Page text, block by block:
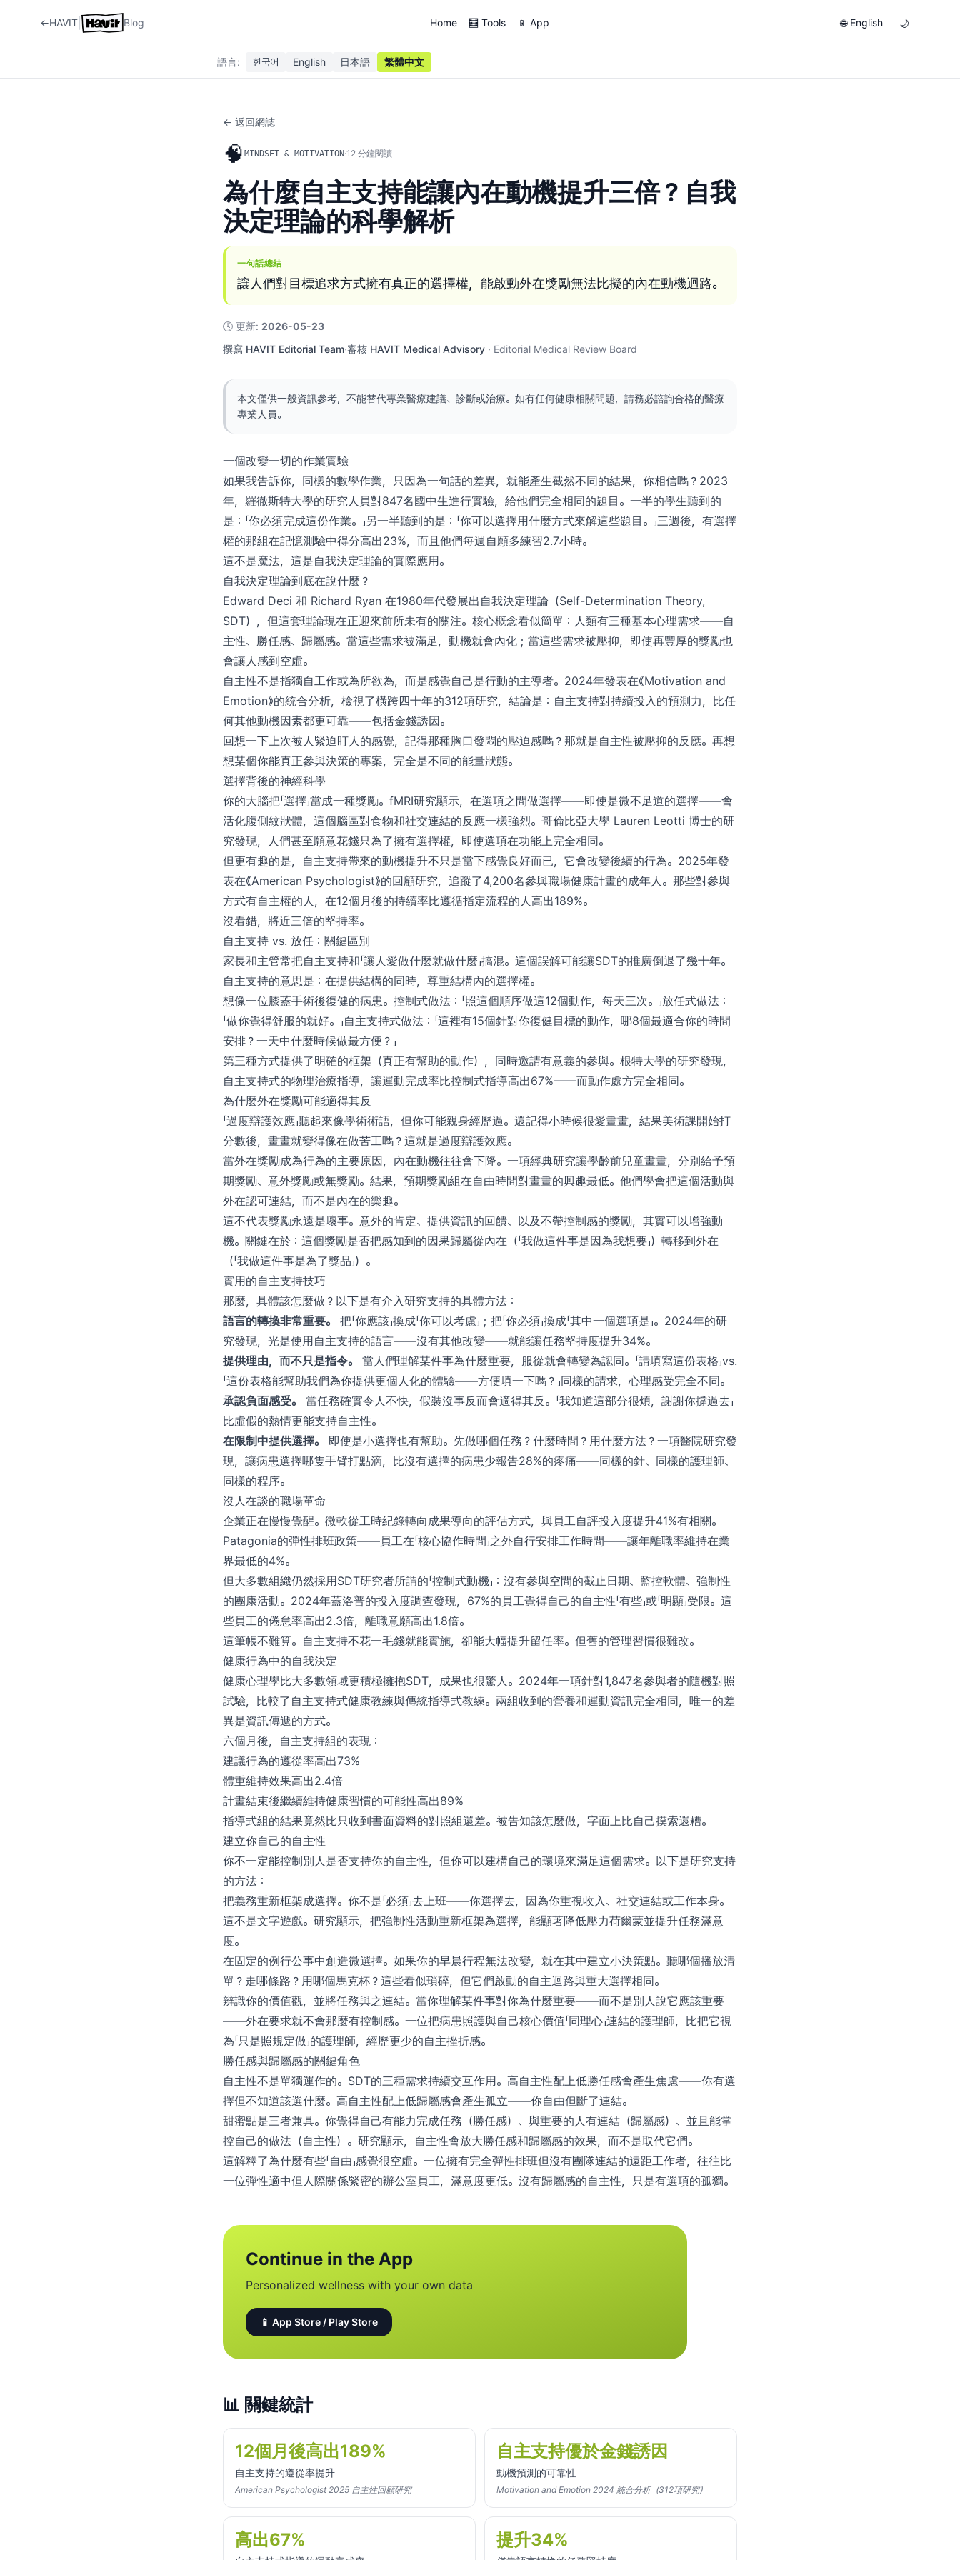
←HAVIT Blog Home 🧮 Tools 📱 App 🌐 English 🌙
語言: 한국어 English 日本語 繁體中文
← 返回網誌
🧠 MINDSET & MOTIVATION·12 分鐘閱讀
為什麼自主支持能讓內在動機提升三倍？自我
決定理論的科學解析
一句話總結
讓人們對目標追求方式擁有真正的選擇權，能啟動外在獎勵無法比擬的內在動機迴路。
🕓 更新: 2026-05-23
撰寫 HAVIT Editorial Team·審核 HAVIT Medical Advisory · Editorial Medical Review Board
本文僅供一般資訊參考，不能替代專業醫療建議、診斷或治療。如有任何健康相關問題，請務必諮詢合格的醫療
專業人員。
一個改變一切的作業實驗
如果我告訴你，同樣的數學作業，只因為一句話的差異，就能產生截然不同的結果，你相信嗎？2023
年，羅徹斯特大學的研究人員對847名國中生進行實驗，給他們完全相同的題目。一半的學生聽到的
是：「你必須完成這份作業。」另一半聽到的是：「你可以選擇用什麼方式來解這些題目。」三週後，有選擇
權的那組在記憶測驗中得分高出23%，而且他們每週自願多練習2.7小時。
這不是魔法，這是自我決定理論的實際應用。
自我決定理論到底在說什麼？
Edward Deci 和 Richard Ryan 在1980年代發展出自我決定理論（Self-Determination Theory,
SDT），但這套理論現在正迎來前所未有的關注。核心概念看似簡單：人類有三種基本心理需求——自
主性、勝任感、歸屬感。當這些需求被滿足，動機就會內化；當這些需求被壓抑，即使再豐厚的獎勵也
會讓人感到空虛。
自主性不是指獨自工作或為所欲為，而是感覺自己是行動的主導者。2024年發表在《Motivation and
Emotion》的統合分析，檢視了橫跨四十年的312項研究，結論是：自主支持對持續投入的預測力，比任
何其他動機因素都更可靠——包括金錢誘因。
回想一下上次被人緊迫盯人的感覺，記得那種胸口發悶的壓迫感嗎？那就是自主性被壓抑的反應。再想
想某個你能真正參與決策的專案，完全是不同的能量狀態。
選擇背後的神經科學
你的大腦把「選擇」當成一種獎勵。fMRI研究顯示，在選項之間做選擇——即使是微不足道的選擇——會
活化腹側紋狀體，這個腦區對食物和社交連結的反應一樣強烈。哥倫比亞大學 Lauren Leotti 博士的研
究發現，人們甚至願意花錢只為了擁有選擇權，即使選項在功能上完全相同。
但更有趣的是，自主支持帶來的動機提升不只是當下感覺良好而已，它會改變後續的行為。2025年發
表在《American Psychologist》的回顧研究，追蹤了4,200名參與職場健康計畫的成年人。那些對參與
方式有自主權的人，在12個月後的持續率比遵循指定流程的人高出189%。
沒看錯，將近三倍的堅持率。
自主支持 vs. 放任：關鍵區別
家長和主管常把自主支持和「讓人愛做什麼就做什麼」搞混。這個誤解可能讓SDT的推廣倒退了幾十年。
自主支持的意思是：在提供結構的同時，尊重結構內的選擇權。
想像一位膝蓋手術後復健的病患。控制式做法：「照這個順序做這12個動作，每天三次。」放任式做法：
「做你覺得舒服的就好。」自主支持式做法：「這裡有15個針對你復健目標的動作，哪8個最適合你的時間
安排？一天中什麼時候做最方便？」
第三種方式提供了明確的框架（真正有幫助的動作），同時邀請有意義的參與。根特大學的研究發現，
自主支持式的物理治療指導，讓運動完成率比控制式指導高出67%——而動作處方完全相同。
為什麼外在獎勵可能適得其反
「過度辯護效應」聽起來像學術術語，但你可能親身經歷過。還記得小時候很愛畫畫，結果美術課開始打
分數後，畫畫就變得像在做苦工嗎？這就是過度辯護效應。
當外在獎勵成為行為的主要原因，內在動機往往會下降。一項經典研究讓學齡前兒童畫畫，分別給予預
期獎勵、意外獎勵或無獎勵。結果，預期獎勵組在自由時間對畫畫的興趣最低。他們學會把這個活動與
外在認可連結，而不是內在的樂趣。
這不代表獎勵永遠是壞事。意外的肯定、提供資訊的回饋、以及不帶控制感的獎勵，其實可以增強動
機。關鍵在於：這個獎勵是否把感知到的因果歸屬從內在（「我做這件事是因為我想要」）轉移到外在
（「我做這件事是為了獎品」）。
實用的自主支持技巧
那麼，具體該怎麼做？以下是有介入研究支持的具體方法：
語言的轉換非常重要。
把「你應該」換成「你可以考慮」；把「你必須」換成「其中一個選項是」。2024年的研
究發現，光是使用自主支持的語言——沒有其他改變——就能讓任務堅持度提升34%。
提供理由，而不只是指令。
當人們理解某件事為什麼重要，服從就會轉變為認同。「請填寫這份表格」vs.
「這份表格能幫助我們為你提供更個人化的體驗——方便填一下嗎？」同樣的請求，心理感受完全不同。
承認負面感受。
當任務確實令人不快，假裝沒事反而會適得其反。「我知道這部分很煩，謝謝你撐過去」
比虛假的熱情更能支持自主性。
在限制中提供選擇。
即使是小選擇也有幫助。先做哪個任務？什麼時間？用什麼方法？一項醫院研究發
現，讓病患選擇哪隻手臂打點滴，比沒有選擇的病患少報告28%的疼痛——同樣的針、同樣的護理師、
同樣的程序。
沒人在談的職場革命
企業正在慢慢覺醒。微軟從工時紀錄轉向成果導向的評估方式，與員工自評投入度提升41%有相關。
Patagonia的彈性排班政策——員工在「核心協作時間」之外自行安排工作時間——讓年離職率維持在業
界最低的4%。
但大多數組織仍然採用SDT研究者所謂的「控制式動機」：沒有參與空間的截止日期、監控軟體、強制性
的團康活動。2024年蓋洛普的投入度調查發現，67%的員工覺得自己的自主性「有些」或「明顯」受限。這
些員工的倦怠率高出2.3倍，離職意願高出1.8倍。
這筆帳不難算。自主支持不花一毛錢就能實施，卻能大幅提升留任率。但舊的管理習慣很難改。
健康行為中的自我決定
健康心理學比大多數領域更積極擁抱SDT，成果也很驚人。2024年一項針對1,847名參與者的隨機對照
試驗，比較了自主支持式健康教練與傳統指導式教練。兩組收到的營養和運動資訊完全相同，唯一的差
異是資訊傳遞的方式。
六個月後，自主支持組的表現：
建議行為的遵從率高出73%
體重維持效果高出2.4倍
計畫結束後繼續維持健康習慣的可能性高出89%
指導式組的結果竟然比只收到書面資料的對照組還差。被告知該怎麼做，字面上比自己摸索還糟。
建立你自己的自主性
你不一定能控制別人是否支持你的自主性，但你可以建構自己的環境來滿足這個需求。以下是研究支持
的方法：
把義務重新框架成選擇。你不是「必須」去上班——你選擇去，因為你重視收入、社交連結或工作本身。
這不是文字遊戲。研究顯示，把強制性活動重新框架為選擇，能顯著降低壓力荷爾蒙並提升任務滿意
度。
在固定的例行公事中創造微選擇。如果你的早晨行程無法改變，就在其中建立小決策點。聽哪個播放清
單？走哪條路？用哪個馬克杯？這些看似瑣碎，但它們啟動的自主迴路與重大選擇相同。
辨識你的價值觀，並將任務與之連結。當你理解某件事對你為什麼重要——而不是別人說它應該重要
——外在要求就不會那麼有控制感。一位把病患照護與自己核心價值「同理心」連結的護理師，比把它視
為「只是照規定做」的護理師，經歷更少的自主挫折感。
勝任感與歸屬感的關鍵角色
自主性不是單獨運作的。SDT的三種需求持續交互作用。高自主性配上低勝任感會產生焦慮——你有選
擇但不知道該選什麼。高自主性配上低歸屬感會產生孤立——你自由但斷了連結。
甜蜜點是三者兼具。你覺得自己有能力完成任務（勝任感）、與重要的人有連結（歸屬感）、並且能掌
控自己的做法（自主性）。研究顯示，自主性會放大勝任感和歸屬感的效果，而不是取代它們。
這解釋了為什麼有些「自由」感覺很空虛。一位擁有完全彈性排班但沒有團隊連結的遠距工作者，往往比
一位彈性適中但人際關係緊密的辦公室員工，滿意度更低。沒有歸屬感的自主性，只是有選項的孤獨。
Continue in the App
Personalized wellness with your own data
📱 App Store / Play Store
📊 關鍵統計
12個月後高出189%
自主支持的遵從率提升
American Psychologist 2025 自主性回顧研究
自主支持優於金錢誘因
動機預測的可靠性
Motivation and Emotion 2024 統合分析（312項研究）
高出67% 提升34%